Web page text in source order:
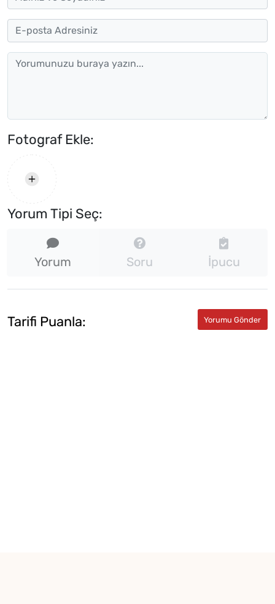
Fotograf Ekle:
Yorum Tipi Seç:
Yorum Soru İpucu
Tarifi Puanla: